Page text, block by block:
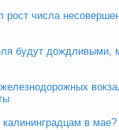
рост числа
будут дождливыми,
в мае?